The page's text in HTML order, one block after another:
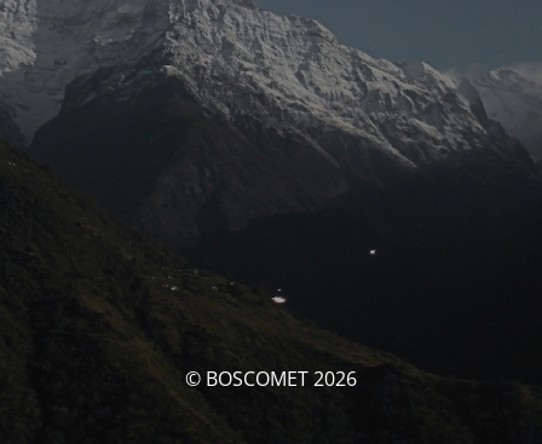
© BOSCOMET 2026